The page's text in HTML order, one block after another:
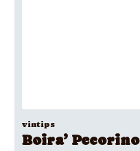
vintips
Boira’ Pecorino